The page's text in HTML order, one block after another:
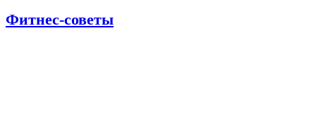
Фитнес-советы